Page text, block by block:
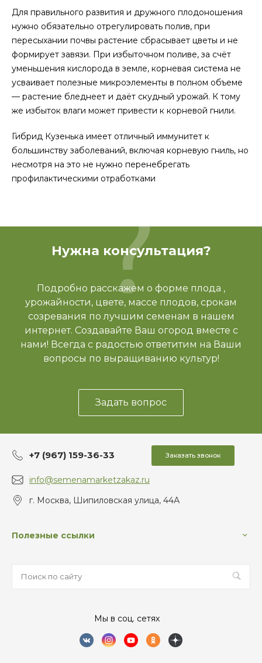
Для правильного развития и дружного плодоношения
нужно обязательно отрегулировать полив, при
пересыхании почвы растение сбрасывает цветы и не
формирует завязи. При избыточном поливе, за счёт
уменьшения кислорода в земле, корневая система не
усваивает полезные микроэлементы в полном объеме
— растение бледнеет и даёт скудный урожай. К тому
же избыток влаги может привести к корневой гнили.
Гибрид Кузенька имеет отличный иммунитет к
большинству заболеваний, включая корневую гниль, но
несмотря на это не нужно перенебрегать
профилактическими отработками
Нужна консультация?
Подробно расскажем о форме плода ,
урожайности, цвете, массе плодов, срокам
созревания по лучшим семенам в нашем
интернет. Создавайте Ваш огород вместе с
нами! Всегда с радостью ответитим на Ваши
вопросы по выращиванию культур!
Задать вопрос
+7 (967) 159-36-33 Заказать звонок
info@semenamarketzakaz.ru
г. Москва, Шипиловская улица, 44А
Полезные ссылки
Мы в соц. сетях